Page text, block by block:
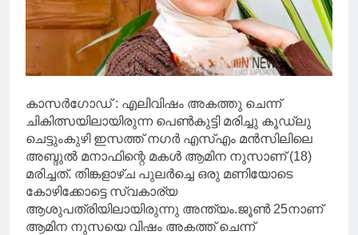
കാസർഗോഡ് : എലിവിഷം അകത്തു ചെന്ന്
ചികിത്സയിലായിരുന്ന പെൺകുട്ടി മരിച്ചു കൂഡ്‌ലു
ചെട്ടുംകുഴി ഇസത്ത് നഗർ എസ്എം മൻസിലിലെ
അബ്ദുൽ മനാഫിന്റെ മകൾ ആമിന നുസാണ് (18)
മരിച്ചത്. തിങ്കളാഴ്ച പുലർച്ചെ ഒരു മണിയോടെ
കോഴിക്കോട്ടെ സ്വകാര്യ
ആശുപത്രിയിലായിരുന്നു അന്ത്യം.ജൂൺ 25നാണ്
ആമിന നുസയെ വിഷം അകത്ത് ചെന്ന്